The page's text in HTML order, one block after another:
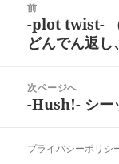
前
前
の
稿:
-plot twist- （
どんでん返
次ページへ
次
投
-Hush!- シー
プライバシーポリシ